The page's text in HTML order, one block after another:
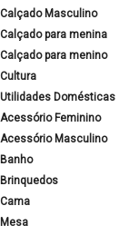
Calçado Masculino
Calçado para menina
Calçado para menino
Cultura
Utilidades Domésticas
Acessório Feminino
Acessório Masculino
Banho
Brinquedos
Cama
Mesa